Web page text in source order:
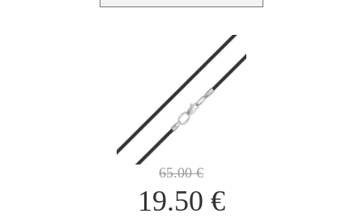
65.00€
19.50 €